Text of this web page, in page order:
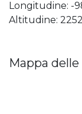
Longitudine: -
Altitudine: 2252
Mappa